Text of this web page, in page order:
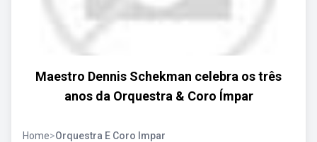
Maestro Dennis Schekman celebra os três
anos da Orquestra & Coro Ímpar
Home>Orquestra E Coro Impar